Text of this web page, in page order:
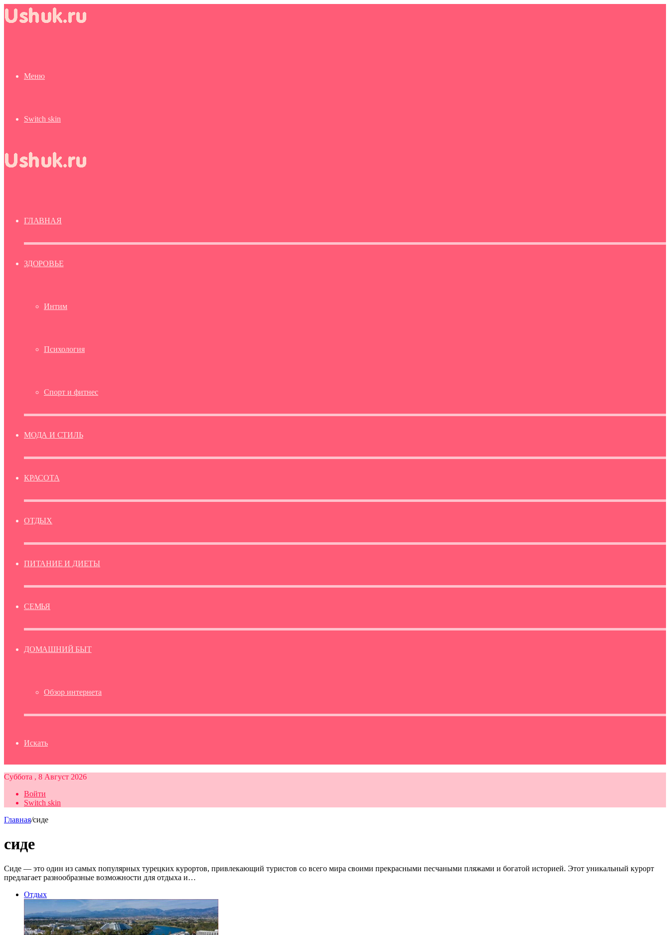
Меню
Switch skin
ГЛАВНАЯ
ЗДОРОВЬЕ
Интим
Психология
Спорт и фитнес
МОДА И СТИЛЬ
КРАСОТА
ОТДЫХ
ПИТАНИЕ И ДИЕТЫ
СЕМЬЯ
ДОМАШНИЙ БЫТ
Обзор интернета
Искать
Суббота , 8 Август 2026
Войти
Switch skin
Главная/сиде
сиде
Сиде — это один из самых популярных турецких курортов, привлекающий туристов со всего мира своими прекрасными песчаными пляжами и богатой историей. Этот уникальный курорт
предлагает разнообразные возможности для отдыха и…
Отдых